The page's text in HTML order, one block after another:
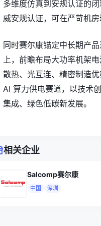
多维度仿真到安规认证的
威安规认证，可在严苛机
同时赛尔康锚定中长期产
上，前瞻布局大功率机架
散热、光互连、精密制造
AI 算力供电赛道，以技术
集成、绿色低碳新发展。
相关企业
Salcomp赛尔康
中国 深圳